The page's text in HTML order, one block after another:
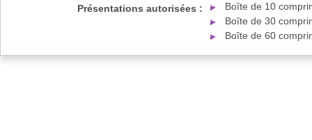
Présentations autorisées :
Boîte de 10
Boîte de 30
Boîte de 60